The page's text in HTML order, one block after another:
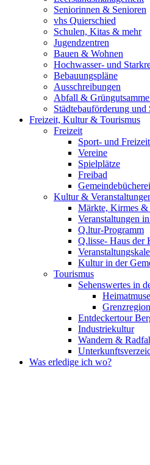
Seniorinnen & Senioren
vhs Quierschied
Schulen, Kitas & mehr
Jugendzentren
Bauen & Wohnen
Hochwasser- und
Bebauungspläne
Ausschreibungen
Abfall &
Städtebauförderung und
Freizeit, Kultur & Tourismus
Freizeit
Sport- und
Vereine
Spielplätze
Freibad
Gemeindebücherei
Kultur &
Märkte, Kirmes &
Veranstaltungen
Q.ltur-Programm
Q.lisse- Haus der
Kultur in der
Tourismus
Sehenswertes in
Grenzregion
Entdeckertour
Industriekultur
Wandern &
Was erledige ich wo?